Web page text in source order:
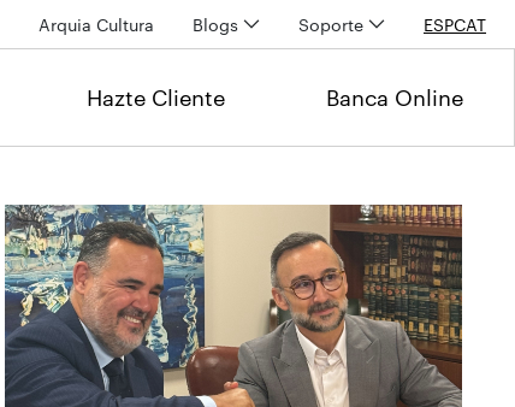
Arquia Cultura Blogs Soporte ESPCAT
Hazte Cliente Banca Online